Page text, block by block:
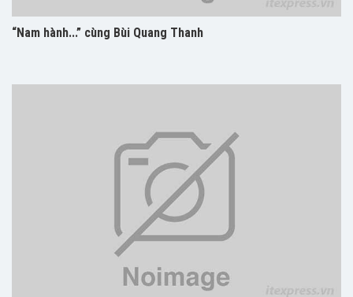
“Nam hành...” cùng Bùi Quang Thanh